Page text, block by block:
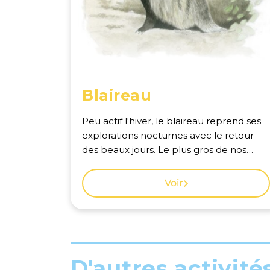
Blaireau
Peu actif l'hiver, le blaireau reprend ses
explorations nocturnes avec le retour
des beaux jours. Le plus gros de nos
voir car il se tient dans son terrier durant
la journée. Voir la carte des observations
à Genève.
Voir